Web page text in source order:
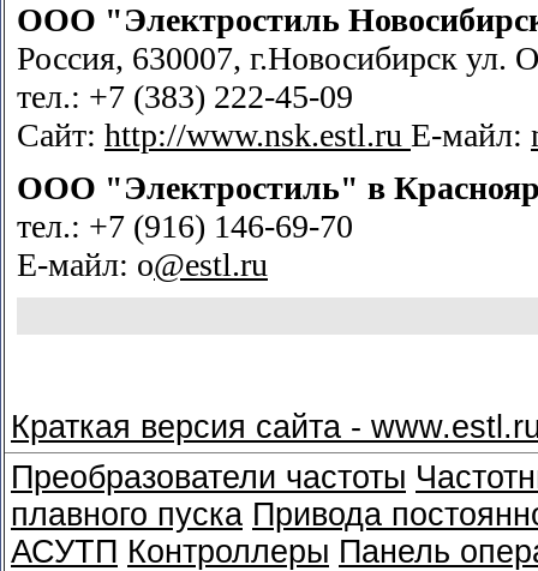
ООО "Электростиль
Россия, 630007, г.Новосибирск ул.
тел.: +7 (383) 222-45-09
Сайт: http://www.nsk.estl.ru Е-майл:
ООО "Электростиль" в
тел.: +7 (916) 146-69-70
Е-майл: o@estl.ru
Краткая версия сайта -
Преобразователи частоты
плавного пуска Привода
АСУТП Контроллеры Панель